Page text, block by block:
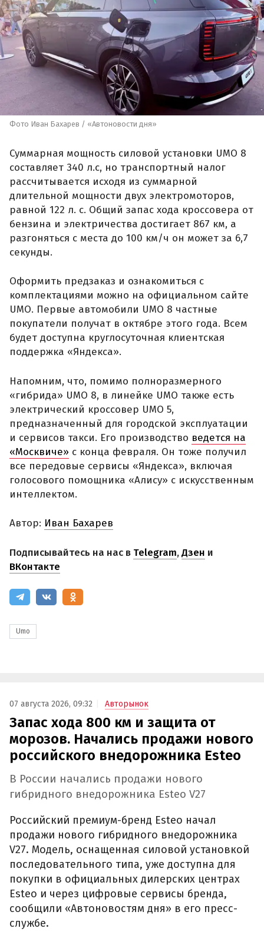
Фото Иван Бахарев / «Автоновости дня»
Суммарная мощность силовой установки UMO 8
составляет 340 л.с, но транспортный налог
рассчитывается исходя из суммарной
длительной мощности двух электромоторов,
равной 122 л. с. Общий запас хода кроссовера от
бензина и электричества достигает 867 км, а
разгоняться с места до 100 км/ч он может за 6,7
секунды.
Оформить предзаказ и ознакомиться с
комплектациями можно на официальном сайте
UMO. Первые автомобили UMO 8 частные
покупатели получат в октябре этого года. Всем
будет доступна круглосуточная клиентская
поддержка «Яндекса».
Напомним, что, помимо полноразмерного
«гибрида» UMO 8, в линейке UMO также есть
электрический кроссовер UMO 5,
предназначенный для городской эксплуатации
и сервисов такси. Его производство ведется на
«Москвиче» с конца февраля. Он тоже получил
все передовые сервисы «Яндекса», включая
голосового помощника «Алису» с искусственным
интеллектом.
Автор: Иван Бахарев
Подписывайтесь на нас в Telegram,Дзен и
ВКонтакте
Umo
07 августа 2026, 09:32 Авторынок
Запас хода 800 км и защита от
морозов. Начались продажи нового
российского внедорожника Esteo
В России начались продажи нового
гибридного внедорожника Esteo V27
Российский премиум-бренд Esteo начал
продажи нового гибридного внедорожника
V27. Модель, оснащенная силовой установкой
последовательного типа, уже доступна для
покупки в официальных дилерских центрах
Esteo и через цифровые сервисы бренда,
сообщили «Автоновостям дня» в его пресс-
службе.